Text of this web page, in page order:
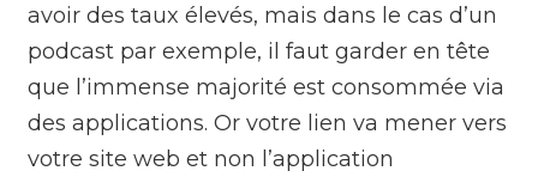
avoir des taux élevés, mais dans le cas d’un
podcast par exemple, il faut garder en tête
que l’immense majorité est consommée via
des applications. Or votre lien va mener vers
votre site web et non l’application